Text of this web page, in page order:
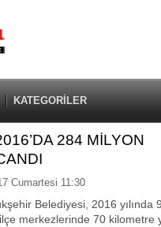
KATEGORİLER
284 MİLYON
Cumartesi 11:30
Belediyesi, 2016
merkezlerinde 70 kilometre